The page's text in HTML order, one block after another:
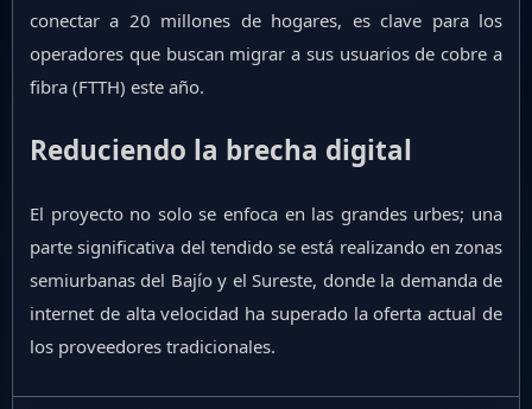
conectar a 20 millones de hogares, es clave para los
operadores que buscan migrar a sus usuarios de cobre a
fibra (FTTH) este año.
Reduciendo la brecha digital
El proyecto no solo se enfoca en las grandes urbes; una
parte significativa del tendido se está realizando en zonas
semiurbanas del Bajío y el Sureste, donde la demanda de
internet de alta velocidad ha superado la oferta actual de
los proveedores tradicionales.